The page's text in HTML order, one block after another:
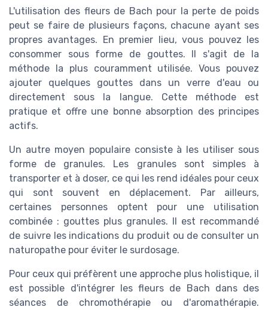
L'utilisation des fleurs de Bach pour la perte de poids
peut se faire de plusieurs façons, chacune ayant ses
propres avantages. En premier lieu, vous pouvez les
consommer sous forme de gouttes. Il s'agit de la
méthode la plus couramment utilisée. Vous pouvez
ajouter quelques gouttes dans un verre d'eau ou
directement sous la langue. Cette méthode est
pratique et offre une bonne absorption des principes
actifs.
Un autre moyen populaire consiste à les utiliser sous
forme de granules. Les granules sont simples à
transporter et à doser, ce qui les rend idéales pour ceux
qui sont souvent en déplacement. Par ailleurs,
certaines personnes optent pour une utilisation
combinée : gouttes plus granules. Il est recommandé
de suivre les indications du produit ou de consulter un
naturopathe pour éviter le surdosage.
Pour ceux qui préfèrent une approche plus holistique, il
est possible d'intégrer les fleurs de Bach dans des
séances de chromothérapie ou d'aromathérapie.